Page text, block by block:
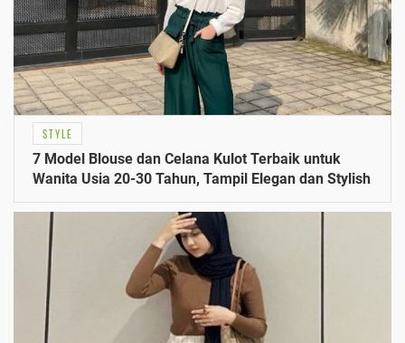
STYLE
7 Model Blouse dan Celana Kulot Terbaik untuk
Wanita Usia 20-30 Tahun, Tampil Elegan dan Stylish